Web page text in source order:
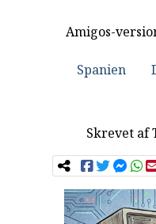
Amigos-
Spanien
Skrevet af